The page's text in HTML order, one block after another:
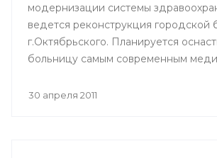
модернизации системы
ведется реконструкция
г.Октябрьского. Планируется
больницу самым современным
30 апреля 2011